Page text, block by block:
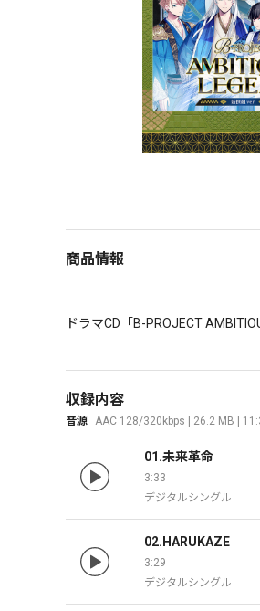
商品情報
ドラマCD「B-PROJECT
収録内容
音源 AAC 128/320kbps | 26.2 MB |
01.未来革命
3:33
デジタルシングル
02.HARUKAZE
3:29
デジタルシングル